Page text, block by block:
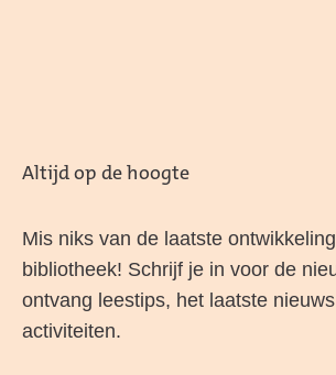
Altijd op de hoogte
Mis niks van de laatste
bibliotheek! Schrijf je in voor de
ontvang leestips, het laatste
activiteiten.